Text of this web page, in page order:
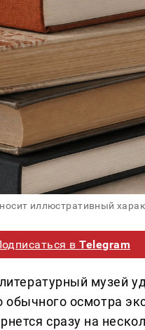
иллюстративный
вTelegram
музей
обычного осмотра
сразу на